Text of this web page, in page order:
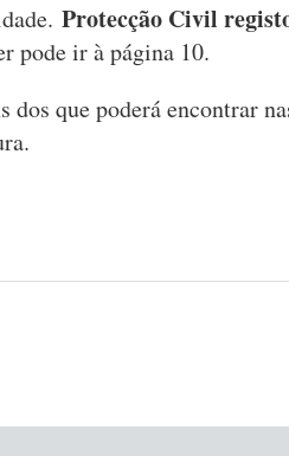
Protecção Civil
pode ir à página 10.
dos que poderá encontrar